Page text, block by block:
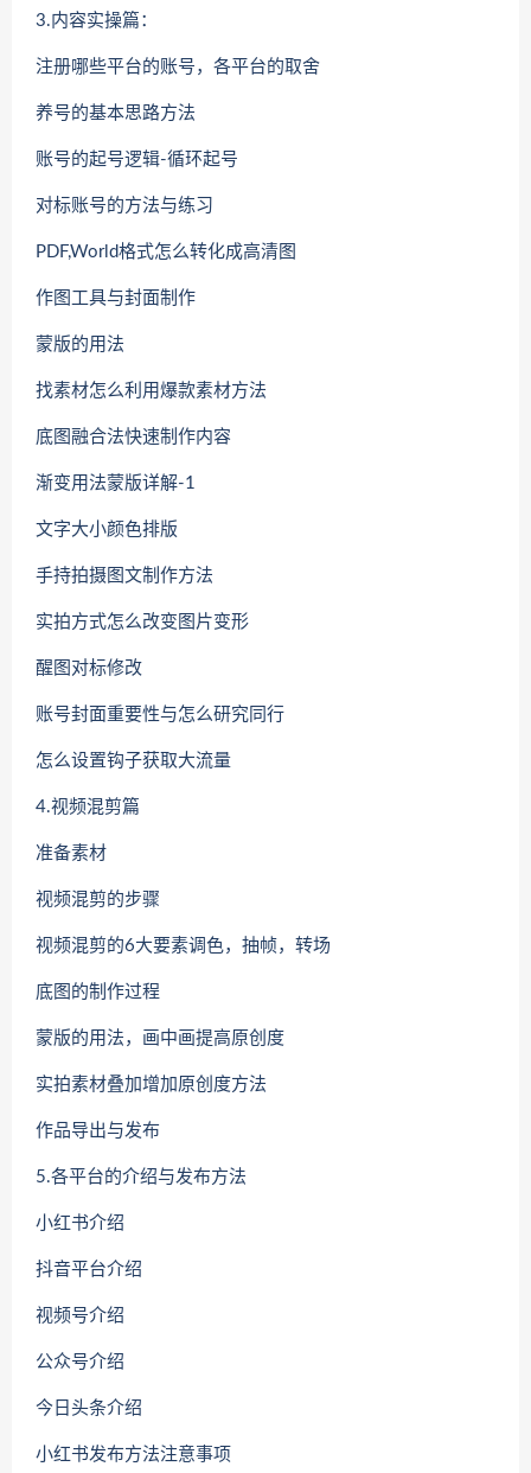
3.内容实操篇：
注册哪些平台的账号，各平台的取舍
养号的基本思路方法
账号的起号逻辑-循环起号
对标账号的方法与练习
PDF,World格式怎么转化成高清图
作图工具与封面制作
蒙版的用法
找素材怎么利用爆款素材方法
底图融合法快速制作内容
渐变用法蒙版详解-1
文字大小颜色排版
手持拍摄图文制作方法
实拍方式怎么改变图片变形
醒图对标修改
账号封面重要性与怎么研究同行
怎么设置钩子获取大流量
4.视频混剪篇
准备素材
视频混剪的步骤
视频混剪的6大要素调色，抽帧，转场
底图的制作过程
蒙版的用法，画中画提高原创度
实拍素材叠加增加原创度方法
作品导出与发布
5.各平台的介绍与发布方法
小红书介绍
抖音平台介绍
视频号介绍
公众号介绍
今日头条介绍
小红书发布方法注意事项